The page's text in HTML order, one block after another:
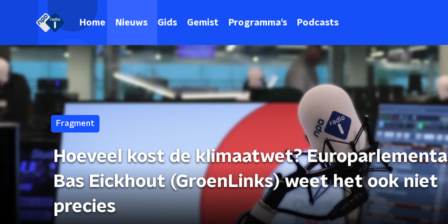
Home Nieuws Gids Gemist Programma's Podcasts
Fragment
Hoeveel kost de klimaatwet?
Bas Eickhout (GroenLinks) weet het ook niet
precies